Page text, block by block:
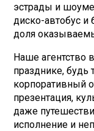
эстрады и
диско-автобус и
доля
Наше агентство
празднике, будь
корпоративный
презентация,
даже
исполнение и